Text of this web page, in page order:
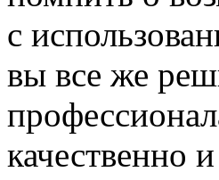
с
вы все же
качественно